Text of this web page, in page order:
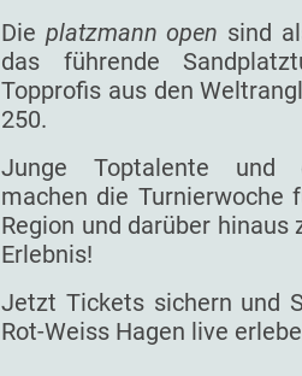
Die platzmann open sind
das führende
Topprofis aus den
250.
Junge Toptalente und
machen die Turnierwoche
Region und darüber
Erlebnis!
Jetzt Tickets sichern und
Rot-Weiss Hagen live